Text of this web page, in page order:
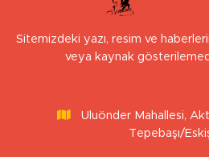
Sitemizdeki yazı, resim ve
veya kaynak
Uluönder Mahallesi,
Tepebaşı/